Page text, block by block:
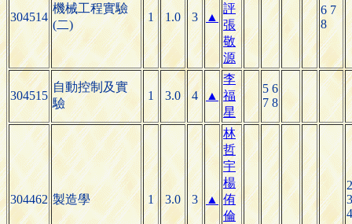
304514
機械工程實驗
(二)
1 1.0 3 ▲
評
張
敬
源
6 7
8
304515
自動控制及實
驗
1 3.0 4 ▲
李
福
星
5 6
7 8
304462 製造學 1 3.0 3 ▲
林
哲
宇
楊
侑
倫
2
3
4